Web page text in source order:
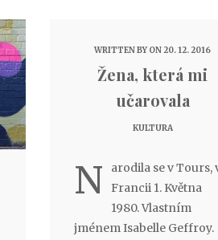
WRITTEN BY ON 20. 12. 2016
Žena, která mi
učarovala
KULTURA
N
arodila se v Tours,
Francii 1. Května
1980. Vlastním
jménem Isabelle Geffroy.